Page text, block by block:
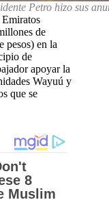
Petro hizo sus
de
pesos) en la
de
apoyar la
Wayuú y
que se